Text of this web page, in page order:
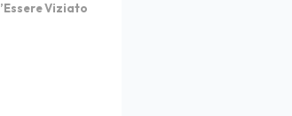
Viziato